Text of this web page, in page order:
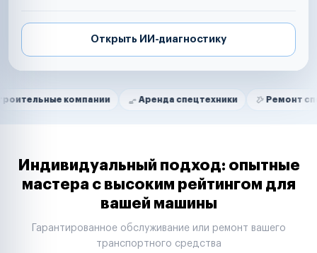
Открыть ИИ-диагностику
Нам доверяют
компании Аренда спецтехники Ремонт спецтехники
Маркетплейсы
Таксопарки
Автодилеры
Строительные компании
Аренда спецтехники
Индивидуальный подход: опытные
мастера с высоким рейтингом для
вашей машины
Гарантированное обслуживание или ремонт вашего
транспортного средства